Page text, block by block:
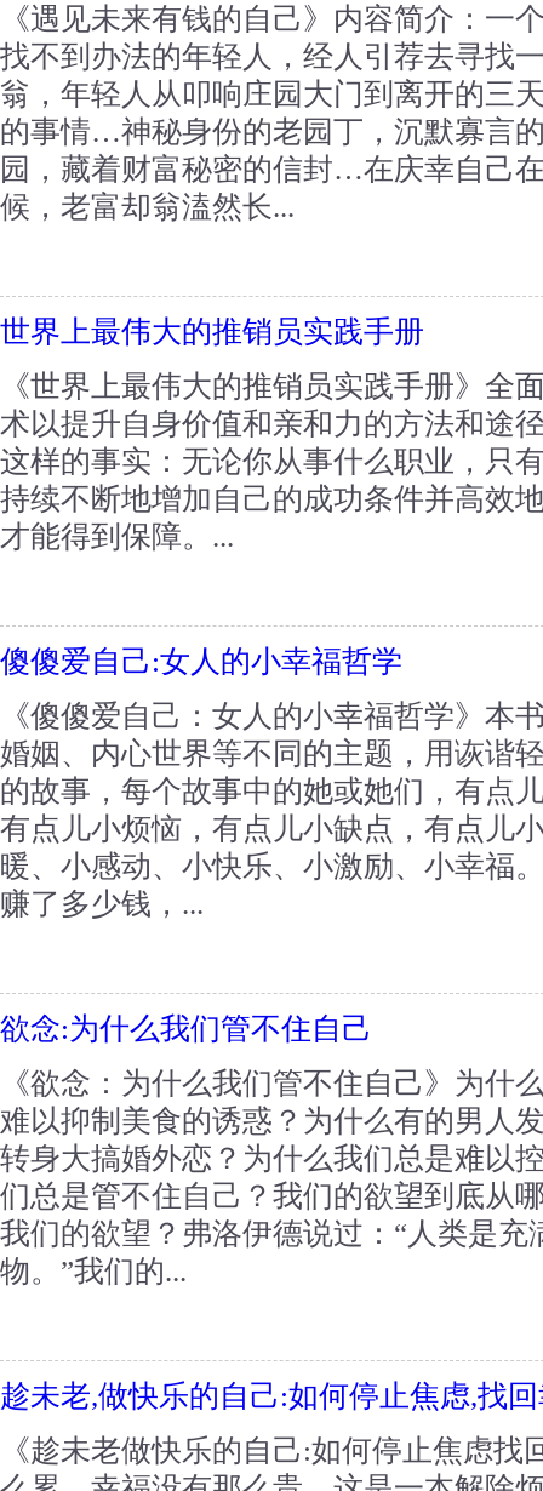
《遇见未来有钱的自己》内容简介：一
找不到办法的年轻人，经人引荐去寻找
翁，年轻人从叩响庄园大门到离开的三
的事情…神秘身份的老园丁，沉默寡言
园，藏着财富秘密的信封…在庆幸自己
候，老富却翁溘然长...
世界上最伟大的推销员实践手册
《世界上最伟大的推销员实践手册》全
术以提升自身价值和亲和力的方法和途
这样的事实：无论你从事什么职业，只
持续不断地增加自己的成功条件并高效
才能得到保障。...
傻傻爱自己:女人的小幸福哲学
《傻傻爱自己：女人的小幸福哲学》本
婚姻、内心世界等不同的主题，用诙谐
的故事，每个故事中的她或她们，有点
有点儿小烦恼，有点儿小缺点，有点儿
暖、小感动、小快乐、小激励、小幸福
赚了多少钱，...
欲念:为什么我们管不住自己
《欲念：为什么我们管不住自己》为什
难以抑制美食的诱惑？为什么有的男人
转身大搞婚外恋？为什么我们总是难以
们总是管不住自己？我们的欲望到底从
我们的欲望？弗洛伊德说过：“人类是
物。”我们的...
趁未老,做快乐的自己:如何停止焦虑,找
《趁未老做快乐的自己:如何停止焦虑